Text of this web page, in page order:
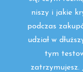
niszy i jakie
podczas
udział w
tym
zatrzymujesz.